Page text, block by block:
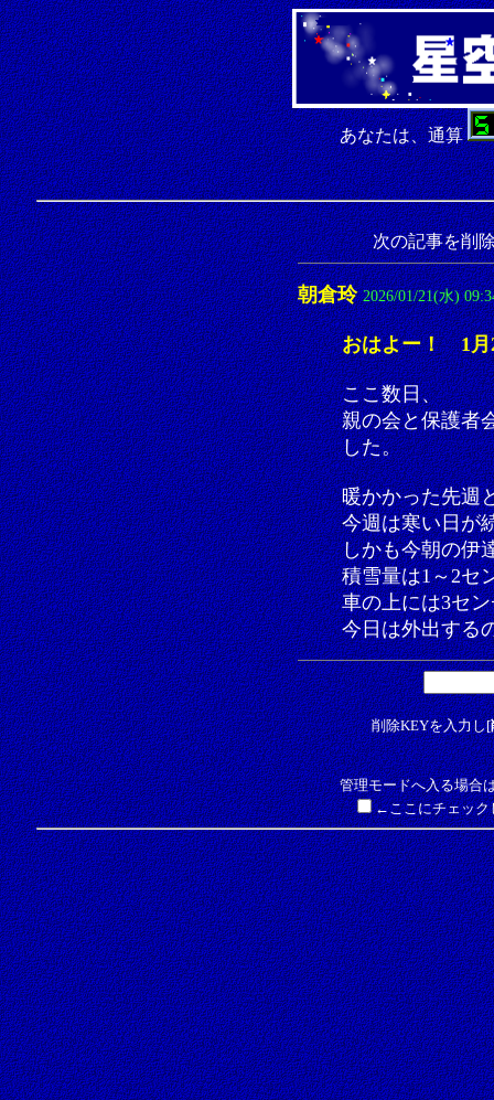
あなたは、通算
次の記事を削
朝倉玲 2026/01/21(水)
おはよー！ 1月
ここ数日、
親の会と保護者
した。
暖かかった先週
今週は寒い日が
しかも今朝の伊
積雪量は1～2セ
車の上には3セ
今日は外出する
削除KEYを入力し[
管理モードへ入る場合
←ここにチェック